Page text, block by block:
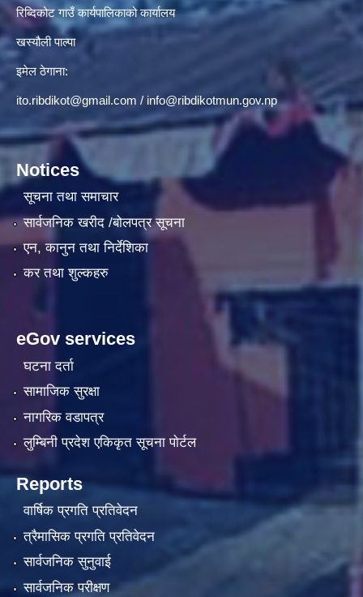
रिब्दिकोट गाउँ कार्यपालिकाको कार्यालय
खस्यौली पाल्पा
इमेल ठेगाना:
ito.ribdikot@gmail.com / info@ribdikotmun.gov.np
Notices
सूचना तथा समाचार
सार्वजनिक खरीद /बोलपत्र सूचना
एन, कानुन तथा निर्देशिका
कर तथा शुल्कहरु
eGov services
घटना दर्ता
सामाजिक सुरक्षा
नागरिक वडापत्र
लुम्बिनी प्रदेश एकिकृत सूचना पाेर्टल
Reports
वार्षिक प्रगति प्रतिवेदन
त्रैमासिक प्रगति प्रतिवेदन
सार्वजनिक सुनुवाई
सार्वजनिक परीक्षण